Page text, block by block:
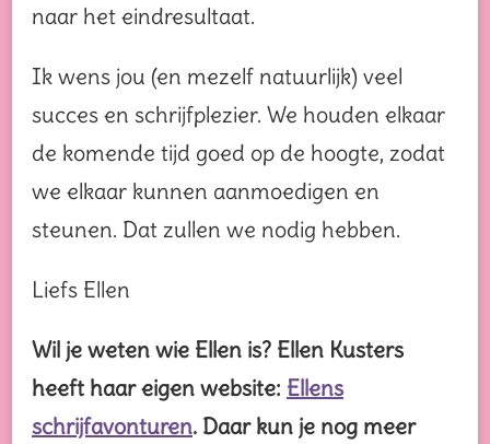
naar het eindresultaat.
Ik wens jou (en mezelf natuurlijk) veel
succes en schrijfplezier. We houden elkaar
de komende tijd goed op de hoogte, zodat
we elkaar kunnen aanmoedigen en
steunen. Dat zullen we nodig hebben.
Liefs Ellen
Wil je weten wie Ellen is? Ellen Kusters
heeft haar eigen website: Ellens
schrijfavonturen. Daar kun je nog meer